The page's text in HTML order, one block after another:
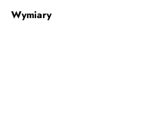
Wymiary